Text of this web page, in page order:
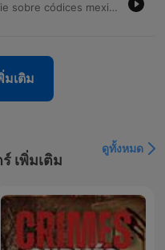
En este episodio, se concluye la serie sobre códices mexicanos, explorando la avanzada capacidad de registro astronómico y temporal de las culturas mesoamericanas. Se analiza la importancia de sitios como Xochicalco y Tikal, destacando el uso de observatorios solares, estelas y vasijas como soportes de escritura y memoria histórica. Asimismo, se profundiza en la relevancia de la cerámica maya para la comprensión del Popol Vuh y se denuncia el grave impacto del saqueo arqueológico en México, el cual ha fragmentado piezas invaluables para el tráfico internacional de patrimonio.
มเติม
เพิ่มเติม
ดูทั้งหมด